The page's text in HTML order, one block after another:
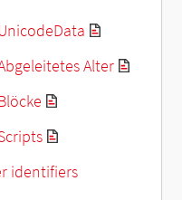
Alter
identifiers